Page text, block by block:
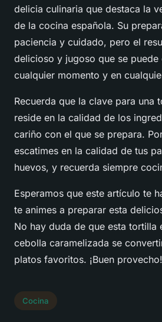
delicia culinaria que destaca la
de la cocina española. Su
paciencia y cuidado, pero el
delicioso y jugoso que se puede
cualquier momento y en
Recuerda que la clave para una
reside en la calidad de los
cariño con el que se prepara.
escatimes en la calidad de tus
huevos, y recuerda siempre
Esperamos que este artículo te
te animes a preparar esta
No hay duda de que esta tortilla
cebolla caramelizada se
platos favoritos. ¡Buen provecho!
Cocina